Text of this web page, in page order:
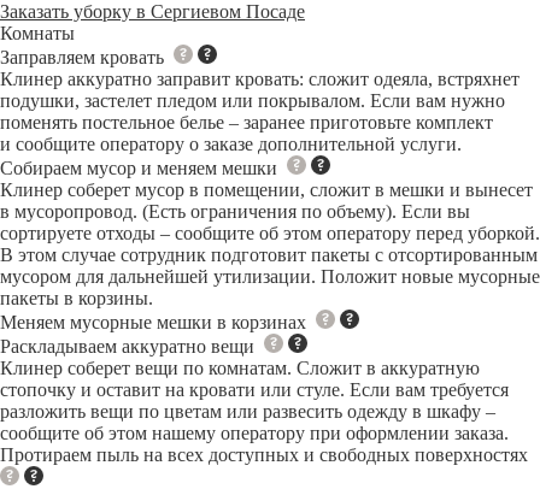
Заказать уборку в Сергиевом Посаде
Комнаты
Заправляем кровать
Клинер аккуратно заправит кровать: сложит одеяла, встряхнет
подушки, застелет пледом или покрывалом. Если вам нужно
поменять постельное белье – заранее приготовьте комплект
и сообщите оператору о заказе дополнительной услуги.
Собираем мусор и меняем мешки
Клинер соберет мусор в помещении, сложит в мешки и вынесет
в мусоропровод. (Есть ограничения по объему). Если вы
сортируете отходы – сообщите об этом оператору перед уборкой.
В этом случае сотрудник подготовит пакеты с отсортированным
мусором для дальнейшей утилизации. Положит новые мусорные
пакеты в корзины.
Меняем мусорные мешки в корзинах
Раскладываем аккуратно вещи
Клинер соберет вещи по комнатам. Сложит в аккуратную
стопочку и оставит на кровати или стуле. Если вам требуется
разложить вещи по цветам или развесить одежду в шкафу –
сообщите об этом нашему оператору при оформлении заказа.
Протираем пыль на всех доступных и свободных поверхностях